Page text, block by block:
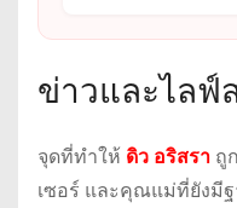
ข่าวและไลฟ์
จุดที่ทำให้ ดิว อริสรา ถู
เซอร์ และคุณแม่ที่ยังมี